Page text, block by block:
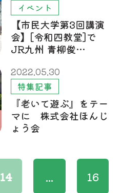
イベント
【市民大学第3回講演
会】[令和四教堂]で
JR九州 青柳俊…
2022.05.30
特集記事
『老いて遊ぶ』をテー
マに 株式会社ほんじ
ょう会
14 ... 16